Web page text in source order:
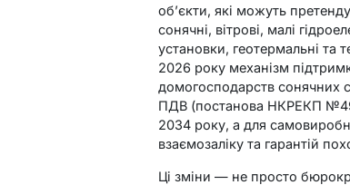
об’єкти, які можуть
сонячні, вітрові, малі
установки, геотермальні та
2026 року механізм
домогосподарств сонячних
ПДВ (постанова НКРЕКП
2034 року, а для
взаємозаліку та гарантій
Ці зміни — не просто